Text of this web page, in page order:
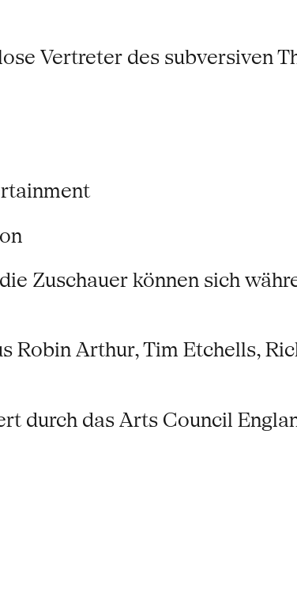
Vertreter des subversiven
Zuschauer können sich
Robin Arthur, Tim Etchells,
durch das Arts Council